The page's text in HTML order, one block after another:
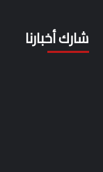
شارك أخبارنا